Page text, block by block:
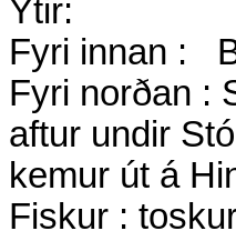
Ýtir:
Fyri innan :
Fyri norðan :
aftur undir
kemur út á
Fiskur :